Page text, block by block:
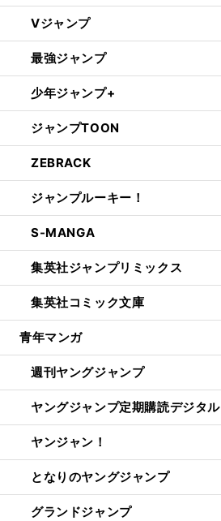
Vジャンプ
最強ジャンプ
少年ジャンプ+
ジャンプTOON
ZEBRACK
ジャンプルーキー！
S-MANGA
集英社ジャンプリミックス
集英社コミック文庫
青年マンガ
週刊ヤングジャンプ
ヤングジャンプ定期購読デジタル
ヤンジャン！
となりのヤングジャンプ
グランドジャンプ